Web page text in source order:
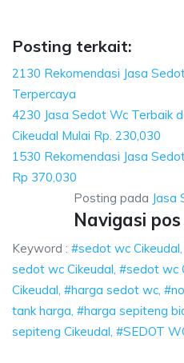
Posting terkait:
2130 Rekomendasi Jasa
Terpercaya
4230 Jasa Sedot Wc Terbaik
Cikeudal Mulai Rp. 230,030
1530 Rekomendasi Jasa
Rp 370,030
Posting pada Jasa
Navigasi pos
Keyword : #sedot wc
sedot wc Cikeudal, #sedot wc
Cikeudal, #harga sedot wc,
tank harga, #harga sepiteng
sepiteng Cikeudal, #SEDOT